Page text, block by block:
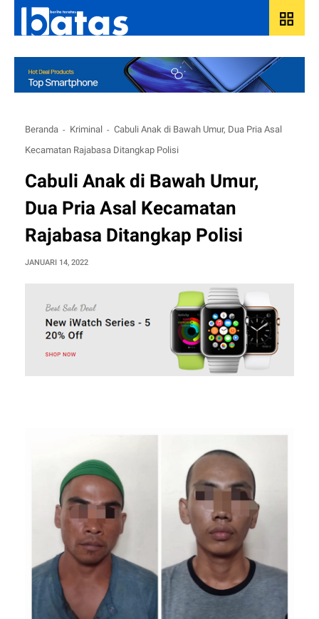
grid_view
Beranda Kriminal
Cabuli Anak di Bawah Umur, Dua Pria Asal
Kecamatan Rajabasa Ditangkap Polisi
Cabuli Anak di Bawah Umur,
Dua Pria Asal Kecamatan
Rajabasa Ditangkap Polisi
JANUARI 14, 2022